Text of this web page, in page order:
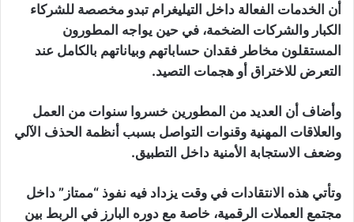
أن الخدمات الفعالة داخل التيليغرام تبدو مخصصة للشركاء
الكبار والشركات الضخمة، في حين يواجه المطورون
المستقلون مخاطر فقدان حساباتهم وبياناتهم بالكامل عند
التعرض للاختراق أو هجمات التصيد.
وأضاف أن العديد من المطورين خسروا سنوات من العمل
والعلاقات المهنية وقنوات التواصل بسبب أنظمة الحذف الآلي
وضعف الاستجابة الأمنية داخل التطبيق.
وتأتي هذه الانتقادات في وقت يزداد فيه نفوذ “ممتاز” داخل
مجتمع العملات الرقمية، خاصة مع دوره البارز في الربط بين